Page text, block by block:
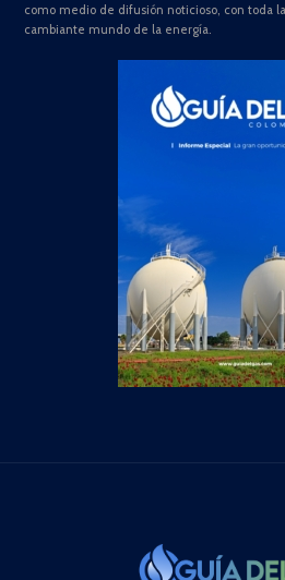
como medio de difusión noticioso, con toda
cambiante mundo de la energía.